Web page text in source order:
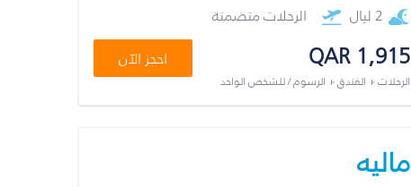
2 ليال الرحلات متضمنة
QAR 1,915
الرحلات + الفندق + الرسوم / للشخص الواحد
احجز الآن
ماليه